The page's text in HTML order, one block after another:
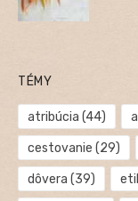
TÉMY
atribúcia (44)
cestovanie (29)
dôvera (39)